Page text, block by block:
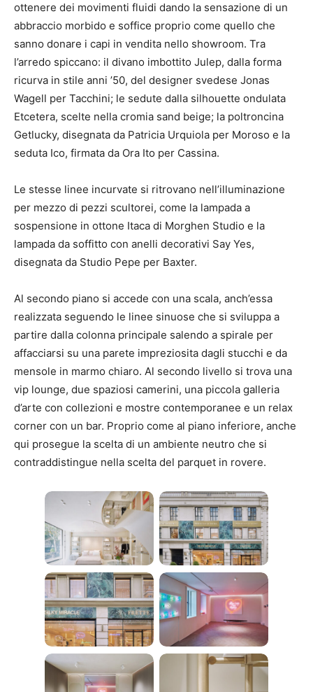
ottenere dei movimenti fluidi dando la sensazione di un
abbraccio morbido e soffice proprio come quello che
sanno donare i capi in vendita nello showroom. Tra
l’arredo spiccano: il divano imbottito Julep, dalla forma
ricurva in stile anni ’50, del designer svedese Jonas
Wagell per Tacchini; le sedute dalla silhouette ondulata
Etcetera, scelte nella cromia sand beige; la poltroncina
Getlucky, disegnata da Patricia Urquiola per Moroso e la
seduta Ico, firmata da Ora Ito per Cassina.
Le stesse linee incurvate si ritrovano nell’illuminazione
per mezzo di pezzi scultorei, come la lampada a
sospensione in ottone Itaca di Morghen Studio e la
lampada da soffitto con anelli decorativi Say Yes,
disegnata da Studio Pepe per Baxter.
Al secondo piano si accede con una scala, anch’essa
realizzata seguendo le linee sinuose che si sviluppa a
partire dalla colonna principale salendo a spirale per
affacciarsi su una parete impreziosita dagli stucchi e da
mensole in marmo chiaro. Al secondo livello si trova una
vip lounge, due spaziosi camerini, una piccola galleria
d’arte con collezioni e mostre contemporanee e un relax
corner con un bar. Proprio come al piano inferiore, anche
qui prosegue la scelta di un ambiente neutro che si
contraddistingue nella scelta del parquet in rovere.